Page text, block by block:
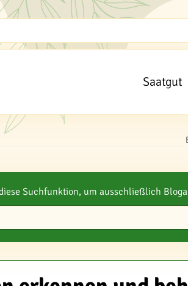
Saatgut
Suchfunktion, um ausschließlich